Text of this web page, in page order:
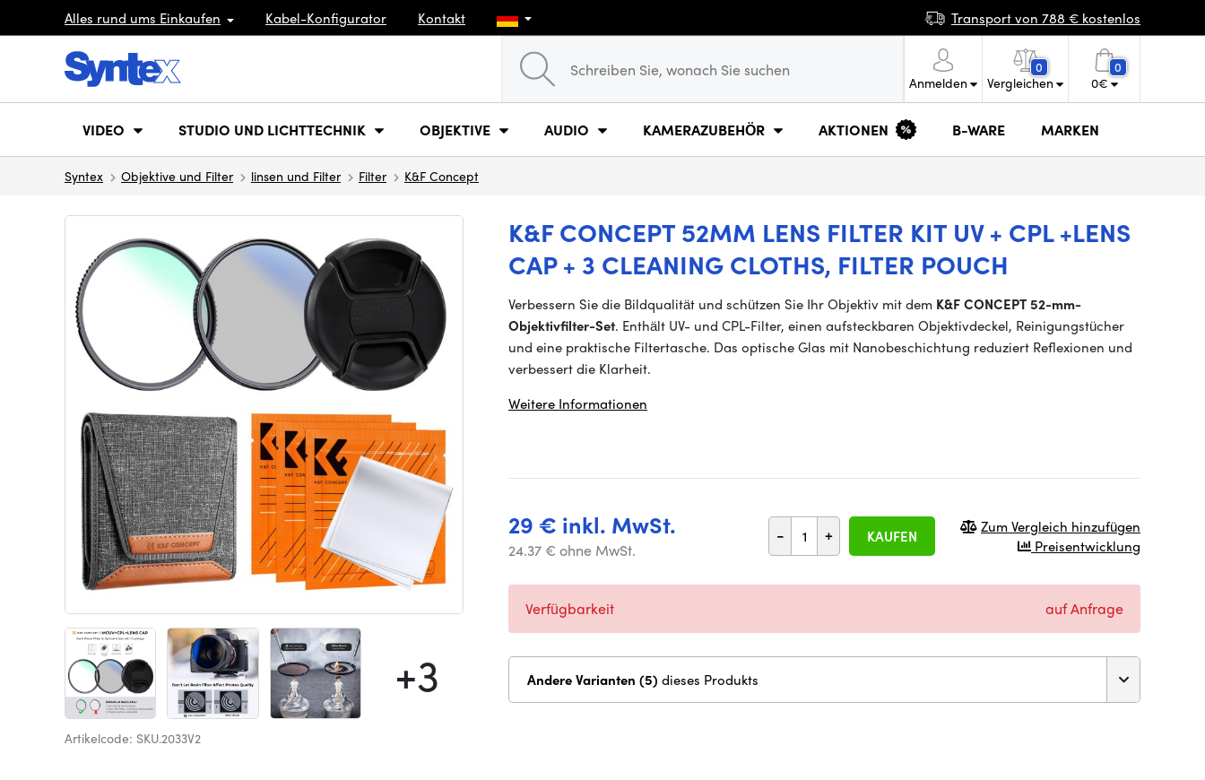
Alles rund ums Einkaufen Kabel-Konfigurator Kontakt Transport von 788 € kostenlos
Anmelden
0
Vergleichen
0
0€
VIDEO STUDIO UND LICHTTECHNIK OBJEKTIVE AUDIO KAMERAZUBEHÖR AKTIONEN B-WARE MARKEN
Syntex Objektive und Filter linsen und Filter Filter K&F Concept
K&F CONCEPT 52MM LENS FILTER KIT UV + CPL +LENS
CAP + 3 CLEANING CLOTHS, FILTER POUCH
+3
Artikelcode: SKU.2033V2
Verbessern Sie die Bildqualität und schützen Sie Ihr Objektiv mit dem K&F CONCEPT 52-mm-
Objektivfilter-Set. Enthält UV- und CPL-Filter, einen aufsteckbaren Objektivdeckel, Reinigungstücher
und eine praktische Filtertasche. Das optische Glas mit Nanobeschichtung reduziert Reflexionen und
verbessert die Klarheit.
Weitere Informationen
29 € inkl. MwSt.
24.37 € ohne MwSt.
- + KAUFEN
Zum Vergleich hinzufügen
Preisentwicklung
Verfügbarkeit auf Anfrage
Andere Varianten (5) dieses Produkts